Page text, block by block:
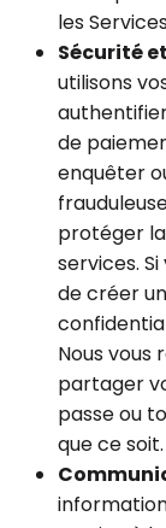
les
Sécurité
utilisons
de
enquêter
protéger
services.
de créer
Nous vous
partager
passe ou
que ce soit.